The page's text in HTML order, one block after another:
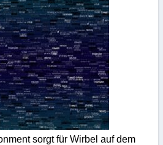
sorgt für Wirbel auf dem